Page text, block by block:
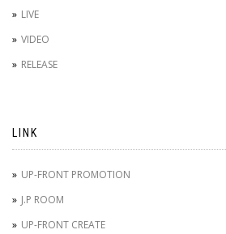
LIVE
VIDEO
RELEASE
LINK
UP-FRONT PROMOTION
J.P ROOM
UP-FRONT CREATE